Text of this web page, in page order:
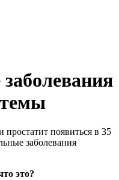
появиться в 35
заболевания
это?